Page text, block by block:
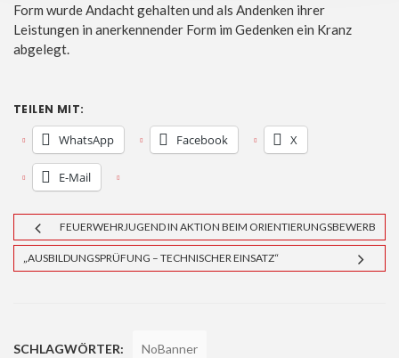
Form wurde Andacht gehalten und als Andenken ihrer
Leistungen in anerkennender Form im Gedenken ein Kranz
abgelegt.
TEILEN MIT:
WhatsApp Facebook X
E-Mail
FEUERWEHRJUGEND IN AKTION BEIM ORIENTIERUNGSBEWERB
„AUSBILDUNGSPRÜFUNG – TECHNISCHER EINSATZ“
SCHLAGWÖRTER: NoBanner